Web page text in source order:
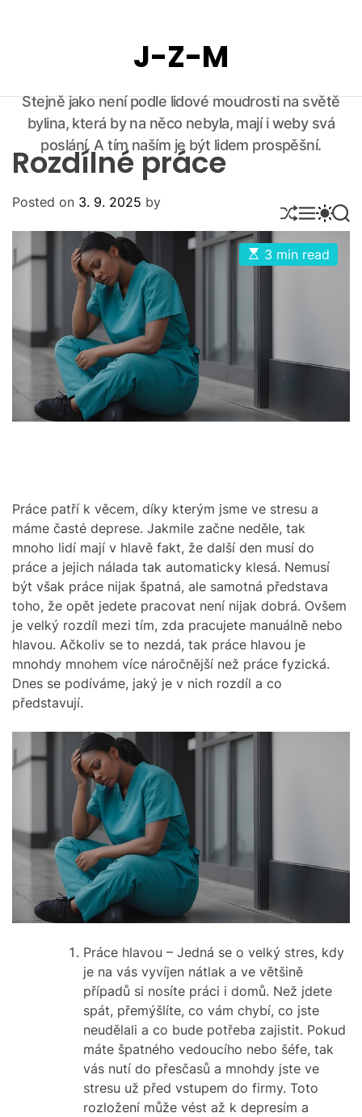
J-Z-M
Stejně jako není podle lidové moudrosti na světě
bylina, která by na něco nebyla, mají i weby svá
poslání. A tím naším je být lidem prospěšní.
S
H
U
F
F
M
E
N
U
S
W
I
T
C
M
S
E
A
C
Rozdílné práce
Posted on 3. 9. 2025 by
E
s
a
d
t
3 min read
Práce patří k věcem, díky kterým jsme ve stresu a
máme časté deprese. Jakmile začne neděle, tak
mnoho lidí mají v hlavě fakt, že další den musí do
práce a jejich nálada tak automaticky klesá. Nemusí
být však práce nijak špatná, ale samotná představa
toho, že opět jedete pracovat není nijak dobrá. Ovšem
je velký rozdíl mezi tím, zda pracujete manuálně nebo
hlavou. Ačkoliv se to nezdá, tak práce hlavou je
mnohdy mnohem více náročnější než práce fyzická.
Dnes se podíváme, jaký je v nich rozdíl a co
představují.
Práce hlavou – Jedná se o velký stres, kdy
je na vás vyvíjen nátlak a ve většině
případů si nosíte práci i domů. Než jdete
spát, přemýšlíte, co vám chybí, co jste
neudělali a co bude potřeba zajistit. Pokud
máte špatného vedoucího nebo šéfe, tak
vás nutí do přesčasů a mnohdy jste ve
stresu už před vstupem do firmy. Toto
rozložení může vést až k depresím a